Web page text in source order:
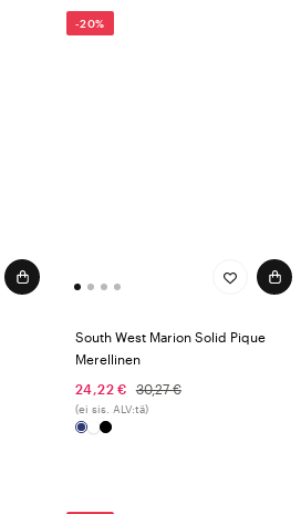
-20%
South West Marion Solid Pique
Merellinen
24,22 €
30,27 €
(ei sis. ALV:tä)